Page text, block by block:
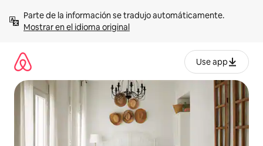
contenidoMostrar en el idioma original
Use app